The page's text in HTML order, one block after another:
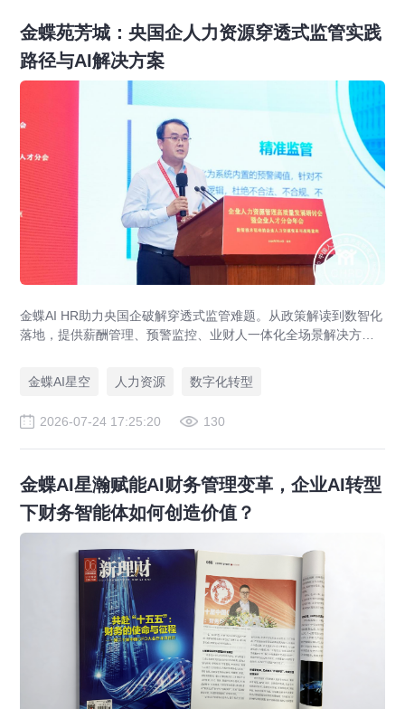
金蝶苑芳城：央国企人力资源穿透式监管实践
路径与AI解决方案
金蝶AI HR助力央国企破解穿透式监管难题。从政策解读到数智化
落地，提供薪酬管理、预警监控、业财人一体化全场景解决方
金蝶AI星空
人力资源 数字化转型
2026-07-24 17:25:20 130
金蝶AI星瀚赋能AI财务管理变革，企业AI转型
下财务智能体如何创造价值？